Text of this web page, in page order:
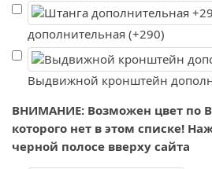
дополнительная (+290)
Выдвижной кронштейн
ВНИМАНИЕ: Возможен цвет по
которого нет в этом списке!
черной полосе вверху сайта